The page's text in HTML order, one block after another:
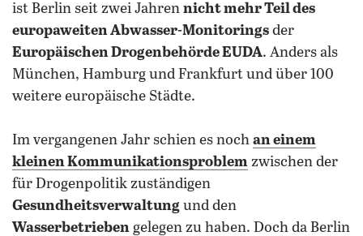
ist Berlin seit zwei Jahren nicht mehr Teil des
europaweiten Abwasser-Monitorings der
Europäischen Drogenbehörde EUDA. Anders als
München, Hamburg und Frankfurt und über 100
weitere europäische Städte.
Im vergangenen Jahr schien es noch an einem
kleinen Kommunikationsproblem zwischen der
für Drogenpolitik zuständigen
Gesundheitsverwaltung und den
Wasserbetrieben gelegen zu haben. Doch da Berlin